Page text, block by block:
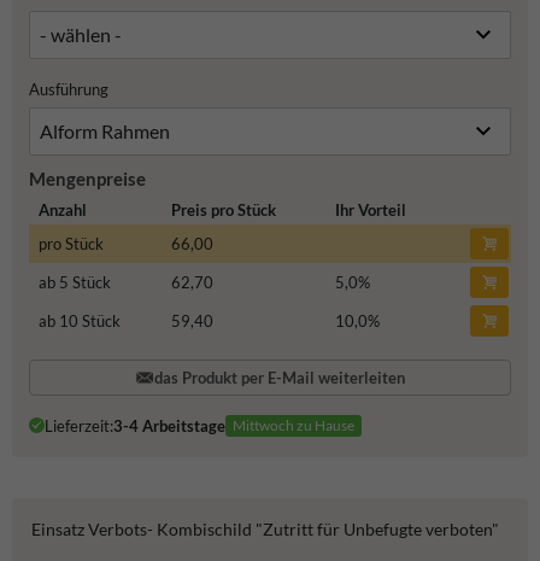
Ausführung
Mengenpreise
Anzahl Preis pro Stück
Ihr Vorteil
pro Stück
66,00
ab 5 Stück
62,70 5,0%
ab 10 Stück
59,40 10,0%
das Produkt per E-Mail weiterleiten
Lieferzeit:3-4 Arbeitstage Mittwoch zu Hause
Einsatz Verbots- Kombischild "Zutritt für Unbefugte verboten"